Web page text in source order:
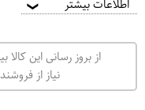
اطلاعات بیشتر ❯
از بروز رسانی این
نیاز از